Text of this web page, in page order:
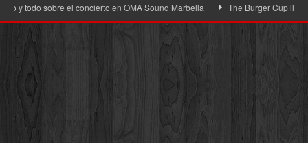
sobre el concierto en OMA Sound Marbella The Burger Cup llega a